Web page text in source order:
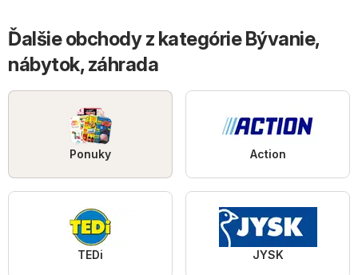
Ďalšie obchody z kategórie Bývanie,
nábytok, záhrada
Ponuky Action
TEDi JYSK